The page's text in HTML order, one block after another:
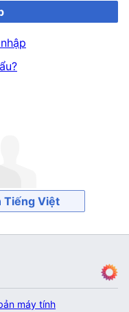
Tiếng Việt
máy tính